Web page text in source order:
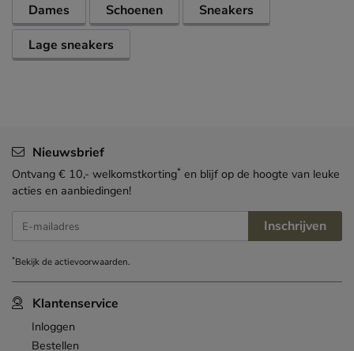
Dames Schoenen
Sneakers
Lage sneakers
Klantenservice
Inloggen
Bestellen
Nieuwsbrief
Ontvang € 10,- welkomstkorting* en blijf op de hoogte van leuke
acties en aanbiedingen!
E-mailadres Inschrijven
*Bekijk deactievoorwaarden.